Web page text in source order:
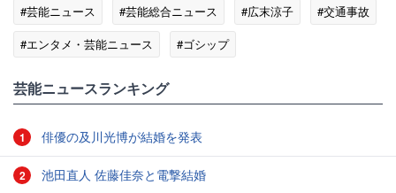
#芸能ニュース #芸能総合ニュース #広末涼子
#交通事故
#エンタメ・芸能ニュース
#ゴシップ
芸能ニュースランキング
1 俳優の及川光博が結婚を発表
2 池田直人 佐藤佳奈と電撃結婚